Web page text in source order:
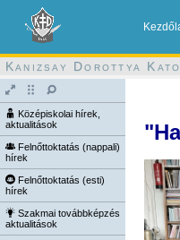
Kanizsay Dorottya
Középiskolai hírek,
aktualitások
Felnőttoktatás (nappali)
hírek
Felnőttoktatás (esti)
hírek
Szakmai továbbképzés
aktualitások